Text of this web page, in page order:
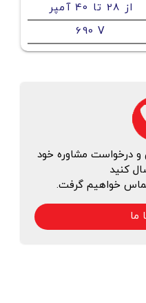
از 28 تا 40 آمپر
690 V
درخواست مشاوره خود
کنید
خواهیم گرفت.
ما